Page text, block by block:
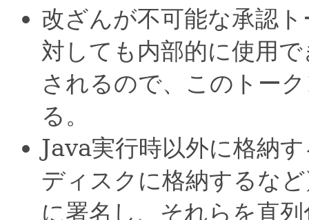
改ざんが不可能な承認
対しても内部的に使用
されるので、このトー
る。
Java実行時以外に格納
ディスクに格納するな
に署名し、それらを直